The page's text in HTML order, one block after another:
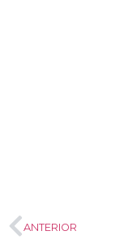
ANTERIOR